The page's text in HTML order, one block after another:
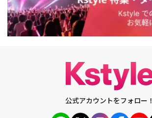
公式アカウントをフォロー！